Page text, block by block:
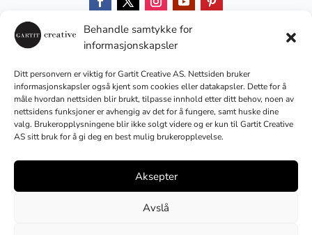
Behandle samtykke for
informasjonskapsler
Ditt personvern er viktig for Gartit Creative AS. Nettsiden bruker
informasjonskapsler også kjent som cookies eller datakapsler. Dette for å
måle hvordan nettsiden blir brukt, tilpasse innhold etter ditt behov, noen av
nettsidens funksjoner er avhengig av det for å fungere, samt huske dine
valg. Brukeropplysningene blir ikke solgt videre og er kun til Gartit Creative
AS sitt bruk for å gi deg en best mulig brukeropplevelse.
Aksepter
Avslå
Med bærekraft i fokus
No Result Website Carbon
Kopirett © 2018-2025 Gartit Creative AS